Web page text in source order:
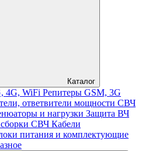
Каталог
4G, WiFi Репитеры GSM, 3G
ответвители мощности СВЧ
и нагрузки Защита ВЧ
СВЧ Кабели
питания и комплектующие